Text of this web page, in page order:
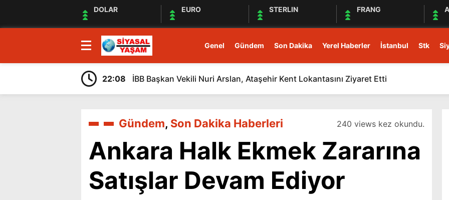
DOLAR EURO STERLIN FRANG
Genel Gündem Son Dakika Yerel Haberler İstanbul Stk
22:08 İBB Başkan Vekili Nuri Arslan, Ataşehir Kent Lokantasını Ziyaret Etti
Gündem, Son Dakika Haberleri 240 views kez okundu.
Ankara Halk Ekmek Zararına
Satışlar Devam Ediyor